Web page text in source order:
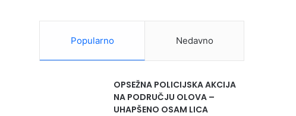
Popularno Nedavno
OPSEŽNA POLICIJSKA AKCIJA
NA PODRUČJU OLOVA –
UHAPŠENO OSAM LICA